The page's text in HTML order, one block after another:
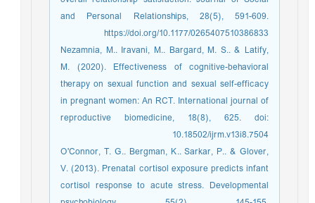
and Personal Relationships, 28(5), 591-609.
https://doi.org/10.1177/0265407510386833
Nezamnia, M.. Iravani, M.. Bargard, M. S.. & Latify,
M. (2020). Effectiveness of cognitive-behavioral
therapy on sexual function and sexual self-efficacy
in pregnant women: An RCT. International journal of
reproductive biomedicine, 18(8), 625. doi:
10.18502/ijrm.v13i8.7504
O'Connor, T. G.. Bergman, K.. Sarkar, P.. & Glover,
V. (2013). Prenatal cortisol exposure predicts infant
cortisol response to acute stress. Developmental